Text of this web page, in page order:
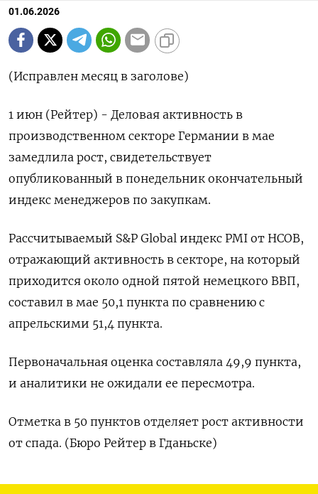
01.06.2026
(Исправлен месяц в заголове)
1 июн (Рейтер) - Деловая ‌активность в
производственном секторе Германии в маe ​
замедлила ​рост, свидетельствует
опубликованный ​в ⁠понедельник ‌окончательный
индекс менеджеров ‌по закупкам.
Рассчитываемый S&P Global индекс ​PMI ‌от HCOB,
отражающий активность ​в секторе, на ‌который
приходится около одной пятой немецкого ​ВВП, ​
составил ‌в маe 50,1 ​пункта по сравнению с
апрельскими 51,4 пункта.
Первоначальная оценка составляла 49,9 пункта,
и ​аналитики не ожидали ⁠ее пересмотра.
Отметка в ‌50 пунктов отделяет ‌рост активности
от ​спада. (Бюро Рейтер ‌в Гданьске)